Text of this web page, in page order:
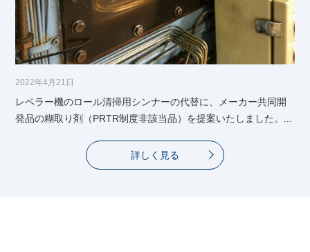
2022年4月21日
レベラー機のロール清掃用シンナーの代替に、メーカー共同開
発品の糊取り剤（PRTR制度非該当品）を提案いたしました。...
詳しく見る